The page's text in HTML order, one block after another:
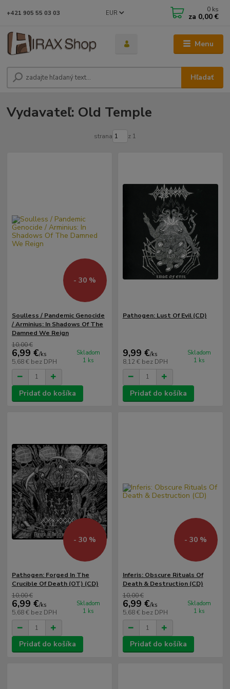
Menu
EUR
Hľadať
+421 905 55 03 03 0 ks
za 0,00 €
Vydavateľ: Old Temple
strana z 1
- 30 %
Soulless / Pandemic Genocide
/ Arminius: In Shadows Of The
Damned We Reign
10,00 €
6,99 €/ks
5,68 € bez DPH
Skladom
1 ks
Pridať do košíka
Pathogen: Lust Of Evil (CD)
9,99 €/ks
8,12 € bez DPH
Skladom
1 ks
Pridať do košíka
- 30 %
Pathogen: Forged In The
Crucible Of Death (OT) (CD)
10,00 €
6,99 €/ks
5,68 € bez DPH
Skladom
1 ks
Pridať do košíka
- 30 %
Inferis: Obscure Rituals Of
Death & Destruction (CD)
10,00 €
6,99 €/ks
5,68 € bez DPH
Skladom
1 ks
Pridať do košíka